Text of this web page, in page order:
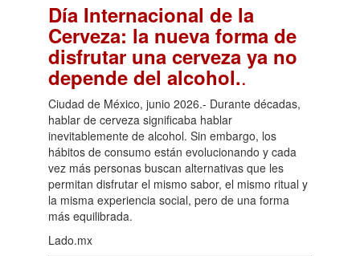
Día Internacional de la
Cerveza: la nueva forma de
disfrutar una cerveza ya no
depende del alcohol..
Ciudad de México, junio 2026.- Durante décadas,
hablar de cerveza significaba hablar
inevitablemente de alcohol. Sin embargo, los
hábitos de consumo están evolucionando y cada
vez más personas buscan alternativas que les
permitan disfrutar el mismo sabor, el mismo ritual y
la misma experiencia social, pero de una forma
más equilibrada.
Lado.mx